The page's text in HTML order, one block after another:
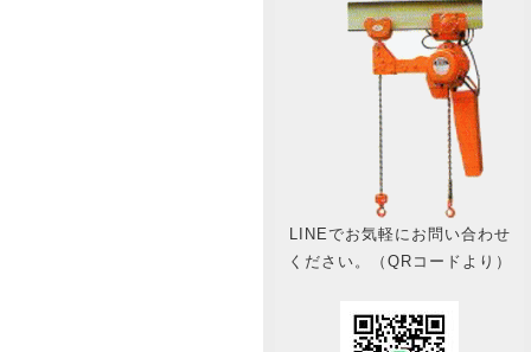
LINEでお気軽にお問い合わせ
ください。（QRコードより）